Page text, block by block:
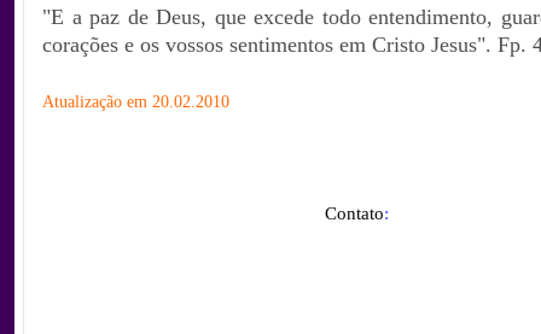
"E a paz de Deus, que excede todo entendimento,
corações e os vossos sentimentos em Cristo Jesus". Fp.
Atualização em 20.02.2010
Contato: